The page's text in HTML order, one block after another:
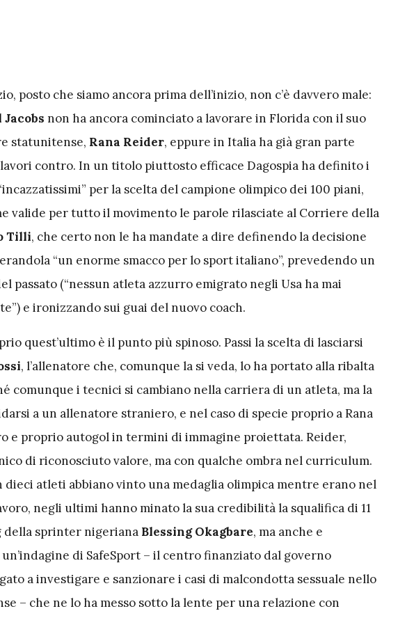
posto che siamo ancora prima dell’inizio, non c’è davvero male:
non ha ancora cominciato a lavorare in Florida con il suo
statunitense, Rana Reider, eppure in Italia ha già gran parte
contro. In un titolo piuttosto efficace Dagospia ha definito i
per la scelta del campione olimpico dei 100 piani,
valide per tutto il movimento le parole rilasciate al Corriere della
Tilli, che certo non le ha mandate a dire definendo la decisione
“un enorme smacco per lo sport italiano”, prevedendo un
passato (“nessun atleta azzurro emigrato negli Usa ha mai
e ironizzando sui guai del nuovo coach.
quest’ultimo è il punto più spinoso. Passi la scelta di lasciarsi
, l’allenatore che, comunque la si veda, lo ha portato alla ribalta
comunque i tecnici si cambiano nella carriera di un atleta, ma la
a un allenatore straniero, e nel caso di specie proprio a Rana
e proprio autogol in termini di immagine proiettata. Reider,
di riconosciuto valore, ma con qualche ombra nel curriculum.
dieci atleti abbiano vinto una medaglia olimpica mentre erano nel
negli ultimi hanno minato la sua credibilità la squalifica di 11
della sprinter nigeriana Blessing Okagbare, ma anche e
di SafeSport – il centro finanziato dal governo
a investigare e sanzionare i casi di malcondotta sessuale nello
– che ne lo ha messo sotto la lente per una relazione con